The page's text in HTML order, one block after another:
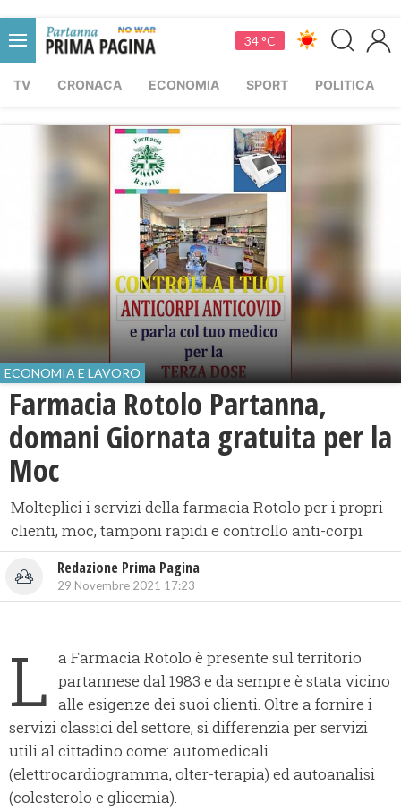
34 °C
TV CRONACA ECONOMIA SPORT POLITICA
ECONOMIA E LAVORO
Farmacia Rotolo Partanna,
domani Giornata gratuita per la
Moc
Molteplici i servizi della farmacia Rotolo per i propri
clienti, moc, tamponi rapidi e controllo anti-corpi
Redazione Prima Pagina
29 Novembre 2021 17:23
L a Farmacia Rotolo è presente sul territorio
partannese dal 1983 e da sempre è stata vicino
alle esigenze dei suoi clienti. Oltre a fornire i
servizi classici del settore, si differenzia per servizi
utili al cittadino come: automedicali
(elettrocardiogramma, olter-terapia) ed autoanalisi
(colesterolo e glicemia).